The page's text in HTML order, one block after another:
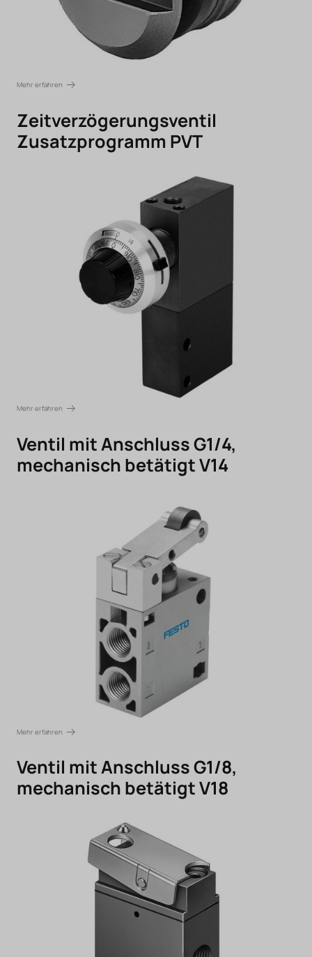
Mehr erfahren
Zeitverzögerungsventil
Zusatzprogramm PVT
Mehr erfahren
Ventil mit Anschluss G1/4,
mechanisch betätigt V14
Mehr erfahren
Ventil mit Anschluss G1/8,
mechanisch betätigt V18